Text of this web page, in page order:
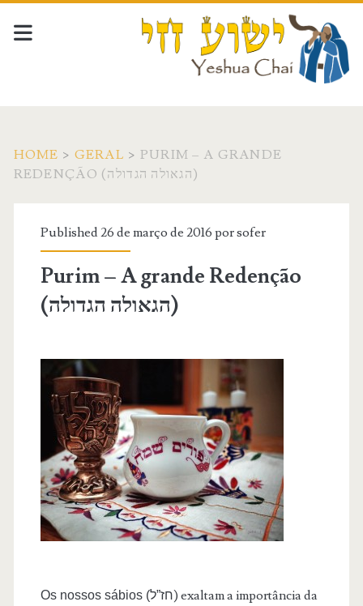
HOME > GERAL > PURIM – A GRANDE
REDENÇÃO (הגאולה הגדולה)
Published 26 de março de 2016 porsofer
Purim – A grande Redenção
(הגאולה הגדולה)
Os nossos sábios (חז”ל) exaltam a importância da